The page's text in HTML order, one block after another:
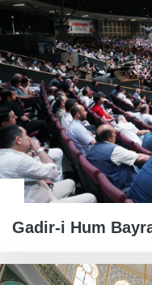
Gadir-i Hum